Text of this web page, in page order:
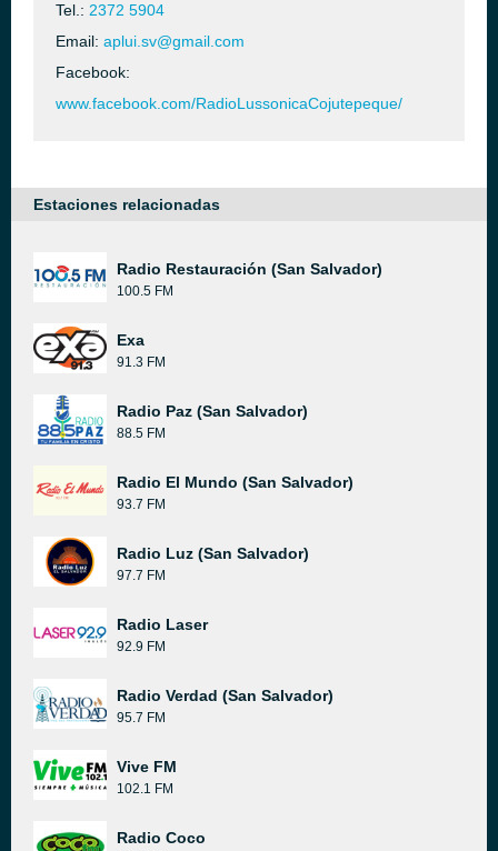
Tel.: 2372 5904
Email: aplui.sv@gmail.com
Facebook:
www.facebook.com/RadioLussonicaCojutepeque/
Estaciones relacionadas
Radio Restauración (San Salvador)
100.5 FM
Exa
91.3 FM
Radio Paz (San Salvador)
88.5 FM
Radio El Mundo (San Salvador)
93.7 FM
Radio Luz (San Salvador)
97.7 FM
Radio Laser
92.9 FM
Radio Verdad (San Salvador)
95.7 FM
Vive FM
102.1 FM
Radio Coco